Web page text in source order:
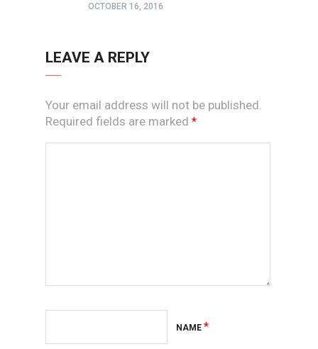
OCTOBER 16, 2016
LEAVE A REPLY
Your email address will not be published.
Required fields are marked *
NAME *